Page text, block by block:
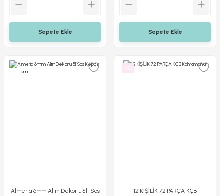
Sepete Ekle Sepete Ekle
Almeria 6mm Altın Dekorlu 5li Sos
12 KİŞİLİK 72 PARÇA KÇB